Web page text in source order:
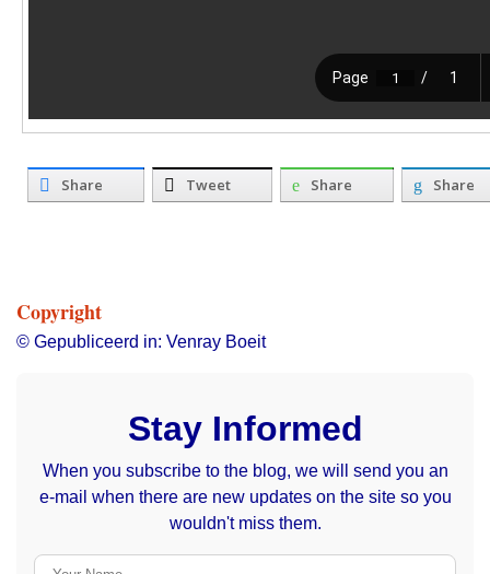
Share Tweet Share Share
Copyright
© Gepubliceerd in: Venray Boeit
Stay Informed
When you subscribe to the blog, we will send you an
e-mail when there are new updates on the site so you
wouldn't miss them.